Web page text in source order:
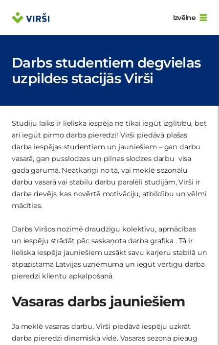
Izvēlne
Darbs studentiem degvielas
uzpildes stacijās Virši
Studiju laiks ir lieliska iespēja ne tikai iegūt izglītību, bet
arī iegūt pirmo darba pieredzi! Virši piedāvā plašas
darba iespējas studentiem un jauniešiem – gan darbu
vasarā, gan pusslodzes un pilnas slodzes darbu visa
gada garumā. Neatkarīgi no tā, vai meklē sezonālu
darbu vasarā vai stabilu darbu paralēli studijām, Virši ir
darba devējs, kas novērtē motivāciju, atbildību un vēlmi
mācīties.
Darbs Viršos nozīmē draudzīgu kolektīvu, apmācības
un iespēju strādāt pēc saskaņota darba grafika . Tā ir
lieliska iespēja jauniešiem uzsākt savu karjeru stabilā un
atpazīstamā Latvijas uzņēmumā un iegūt vērtīgu darba
pieredzi klientu apkalpošanā.
Vasaras darbs jauniešiem
Ja meklē vasaras darbu, Virši piedāvā iespēju uzkrāt
darba pieredzi dinamiskā vidē. Vasaras sezonā pieaug